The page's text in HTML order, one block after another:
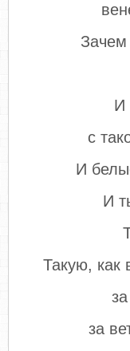
Зачем
И
с
И
И
Такую, как
за